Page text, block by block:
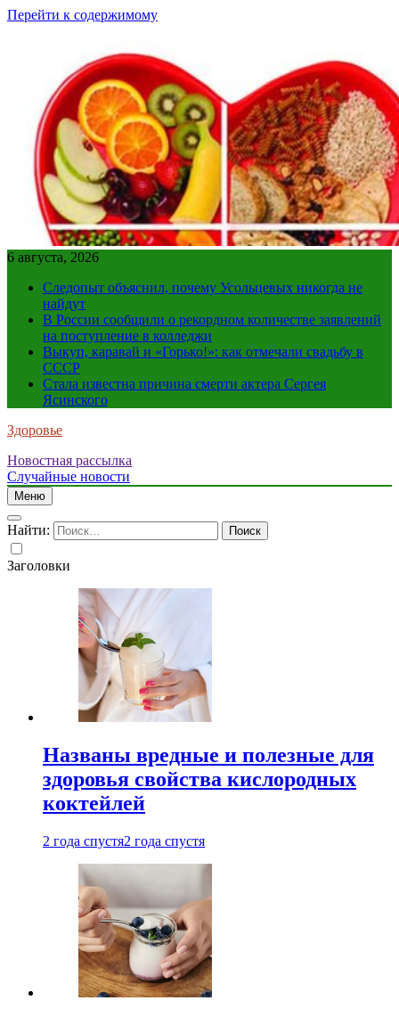
Перейти к содержимому
6 августа, 2026
Следопыт объяснил, почему Усольцевых никогда не
найдут
В России сообщили о рекордном количестве заявлений
на поступление в колледжи
Выкуп, каравай и «Горько!»: как отмечали свадьбу в
СССР
Стала известна причина смерти актера Сергея
Ясинского
Здоровье
Новостная рассылка
Случайные новости
Меню
Найти:
Заголовки
Названы вредные и полезные для
здоровья свойства кислородных
коктейлей
2 года спустя2 года спустя